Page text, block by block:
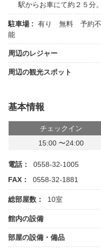
駅からお車にて約２５分。
駐車場 : 有り 無料 予約不
能
周辺のレジャー
周辺の観光スポット
基本情報
チェックイン
15:00 〜24:00
電話：
0558-32-1005
FAX：
0558-32-1881
総部屋数： 10室
館内の設備
部屋の設備・備品